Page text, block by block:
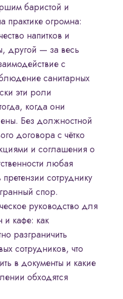
баристой и
практике огромна:
напитков и
другой — за весь
с
санитарных
эти роли
когда они
Без должностной
договора с чётко
и соглашения о
любая
сотруднику
спор.
руководство для
и кафе: как
разграничить
сотрудников, что
в документы и какие
обходятся